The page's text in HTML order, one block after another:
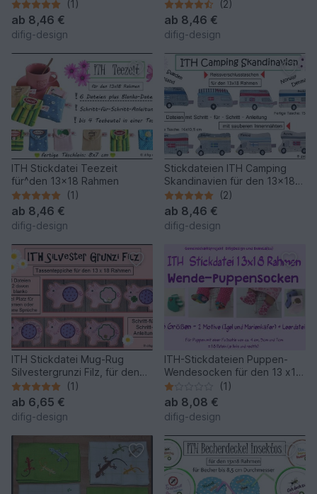
13x18 Rahmen
(1)
ab 8,46 €
difig-design
13x18 Rahmen
(2)
ab 8,46 €
difig-design
ITH Stickdatei Teezeit
für^den 13x18 Rahmen
(1)
ab 8,46 €
difig-design
Stickdateien ITH Camping
Skandinavien für den 13x18
Rahmen
(2)
ab 8,46 €
difig-design
ITH Stickdatei Mug-Rug
Silvestergrunzi Filz, für den
13x18 Rahmen
(1)
ab 6,65 €
difig-design
ITH-Stickdateien Puppen-
Wendesocken für den 13 x18
Rahmen
(1)
ab 8,08 €
difig-design